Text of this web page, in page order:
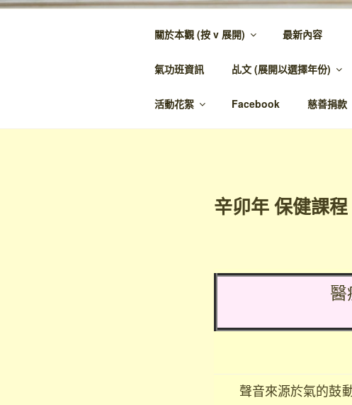
跳
金蘭觀 –
金蘭至誠，神人溫馨，
關於本觀 (按 v 展開) 最新內容
氣功班資訊 乩文 (展開以選擇年份)
活動花絮 Facebook 慈善捐款
辛卯年 保健課
醫
聲音來源於氣的鼓動